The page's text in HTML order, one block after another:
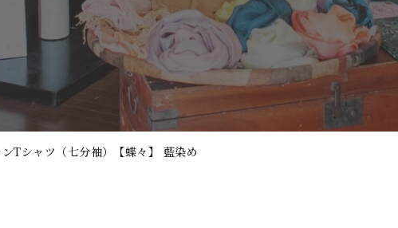
Tシャツ（七分袖）【蝶々】 藍染め